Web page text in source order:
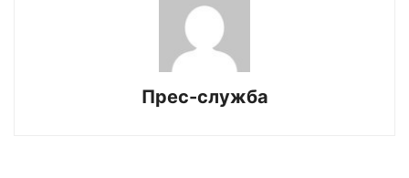
Прес-служба